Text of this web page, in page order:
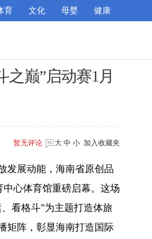
育 文化 母婴 健康
巅”启动赛1月
大 中 小 加入收藏夹
暂无评论
发展动能，海南省原创品
中心体育馆重磅启幕。这场
看格斗”为主题打造体旅
矩阵，彰显海南打造国际